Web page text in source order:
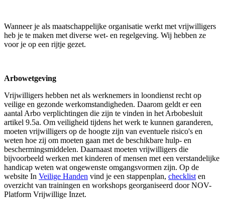
Wanneer je als maatschappelijke organisatie werkt met vrijwilligers
heb je te maken met diverse wet- en regelgeving. Wij hebben ze
voor je op een rijtje gezet.
Arbowetgeving
Vrijwilligers hebben net als werknemers in loondienst recht op
veilige en gezonde werkomstandigheden. Daarom geldt er een
aantal Arbo verplichtingen die zijn te vinden in het Arbobesluit
artikel 9.5a. Om veiligheid tijdens het werk te kunnen garanderen,
moeten vrijwilligers op de hoogte zijn van eventuele risico's en
weten hoe zij om moeten gaan met de beschikbare hulp- en
beschermingsmiddelen. Daarnaast moeten vrijwilligers die
bijvoorbeeld werken met kinderen of mensen met een verstandelijke
handicap weten wat ongewenste omgangsvormen zijn. Op de
website In Veilige Handen vind je een stappenplan, checklist en
overzicht van trainingen en workshops georganiseerd door NOV-
Platform Vrijwillige Inzet.